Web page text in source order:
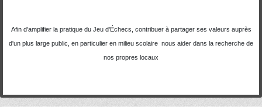
Afin d'amplifier la pratique du Jeu d'Échecs, contribuer à partager ses valeurs auprès
d'un plus large public, en particulier en milieu scolaire nous aider dans la recherche de
nos propres locaux